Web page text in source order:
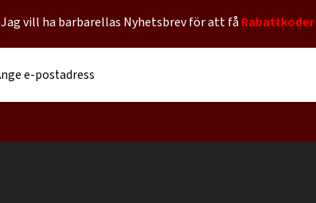
Jag vill ha barbarellas Nyhetsbrev för att fåRabattkoder